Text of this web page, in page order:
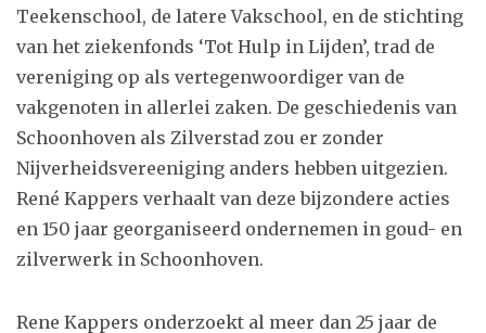
Teekenschool, de latere Vakschool, en de stichting
van het ziekenfonds ‘Tot Hulp in Lijden’, trad de
vereniging op als vertegenwoordiger van de
vakgenoten in allerlei zaken. De geschiedenis van
Schoonhoven als Zilverstad zou er zonder
Nijverheidsvereeniging anders hebben uitgezien.
René Kappers verhaalt van deze bijzondere acties
en 150 jaar georganiseerd ondernemen in goud- en
zilverwerk in Schoonhoven.
Rene Kappers onderzoekt al meer dan 25 jaar de